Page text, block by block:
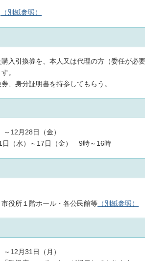
（別紙参照）
入引換券を、本人又は代理の方（委任が必
。
、身分証明書を持参してもらう。
12月28日（金）
日（水）～17日（金） 9時～16時
役所１階ホール・各公民館等 （別紙参照）
12月31日（月）